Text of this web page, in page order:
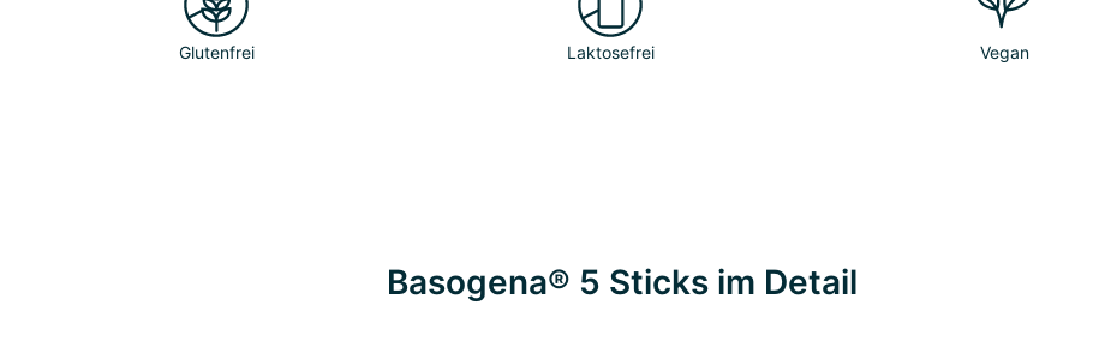
Glutenfrei Laktosefrei Vegan
Basogena® 5 Sticks im Detail